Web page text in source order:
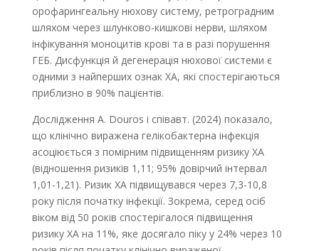
орофарингеальну нюхову систему, ретроградним
шляхом через шлунково-кишкові нерви, шляхом
інфікування моноцитів крові та в разі порушення
ГЕБ. Дисфункція й дегенерація нюхової системи є
одними з найперших ознак ХА, які спостерігаються
приблизно в 90% пацієнтів.
Дослідження А. Douros і співавт. (2024) показало,
що клінічно виражена гелікобактерна інфекція
асоціюється з помірним підвищенням ризику ХА
(відношення ризиків 1,11; 95% довірчий інтервал
1,01-1,21). Ризик ХА підвищувався через 7,3-10,8
року після початку інфекції. Зокрема, серед осіб
віком від 50 років спостерігалося підвищення
ризику ХА на 11%, яке досягало піку у 24% через 10